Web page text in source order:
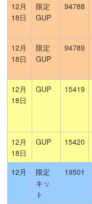
12月
18日
限定
GUP
94788
12月
18日
限定
GUP
94789
12月
18日
GUP 15419
12月
18日
GUP 15420
12月
限定
キッ
ト
19501